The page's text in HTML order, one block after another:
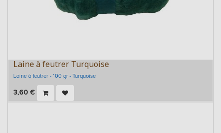
Laine à feutrer Turquoise
Laine à feutrer - 100 gr - Turquoise
3,60 €